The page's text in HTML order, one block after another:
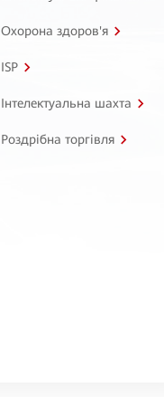
Охорона здоров'я
ISP
Інтелектуальна шахта
Роздрібна торгівля